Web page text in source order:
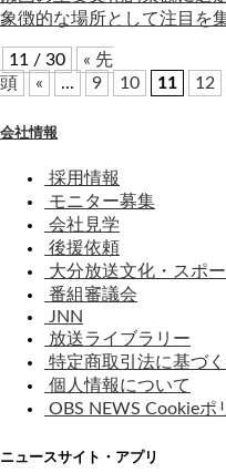
象徴的な場所として注目を
11 / 30
« 先
頭
« ... 9 10 11 12
会社情報
採用情報
モニター募集
会社見学
後援依頼
大分放送文化・スポ
番組審議会
JNN
放送ライブラリー
特定商取引法に基づ
個人情報について
OBS NEWS Cookieポ
ニュースサイト・アプリ